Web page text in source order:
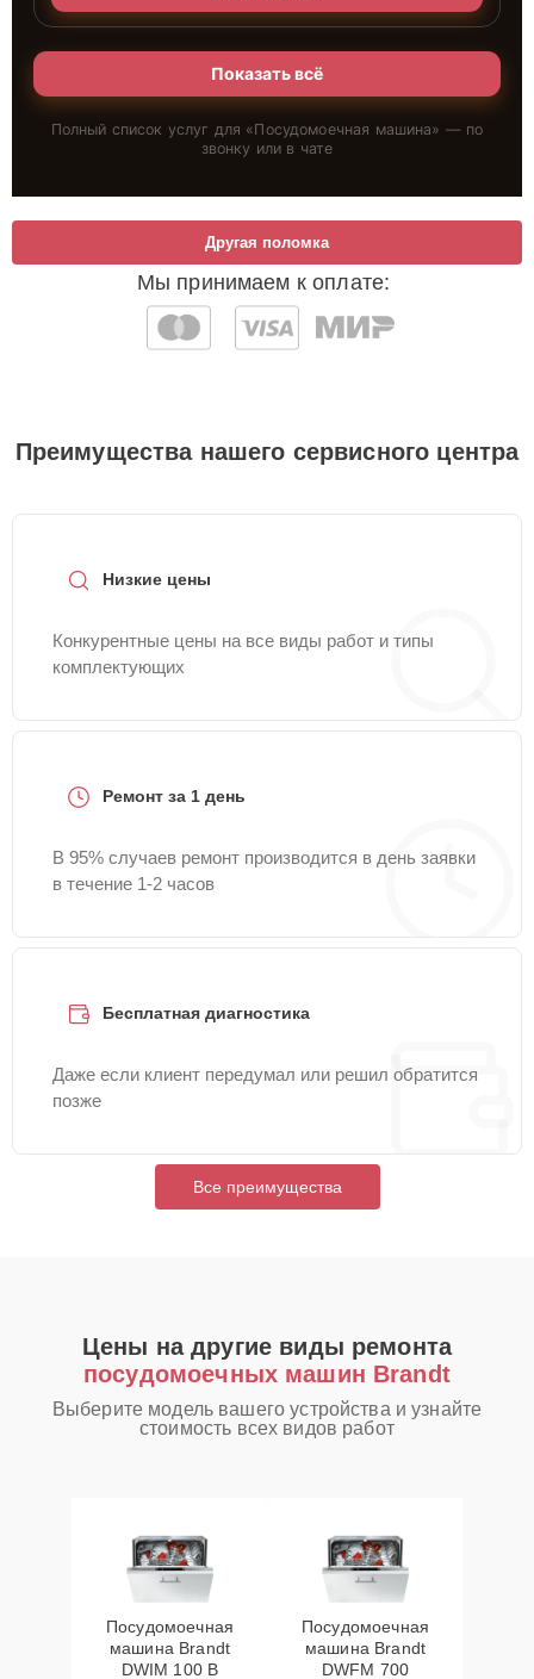
Показать всё
Полный список услуг для «Посудомоечная машина» — по
звонку или в чате
Мы принимаем к оплате:
Другая поломка
Преимущества нашего сервисного центра
Низкие цены
Конкурентные цены на все виды работ и типы
комплектующих
Ремонт за 1 день
В 95% случаев ремонт производится в день заявки
в течение 1-2 часов
Бесплатная диагностика
Даже если клиент передумал или решил обратится
позже
Все преимущества
Цены на другие виды ремонта
посудомоечных машин Brandt
Выберите модель вашего устройства и узнайте
стоимость всех видов работ
Посудомоечная
машина Brandt
DWIM 100 B
Посудомоечная
машина Brandt
DWFM 700